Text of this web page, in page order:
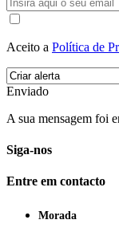
Aceito a Política de
Enviado
A sua mensagem foi
Siga-nos
Entre em contacto
Morada